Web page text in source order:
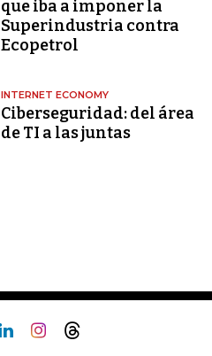
que iba a imponer la
Superindustria contra
Ecopetrol
INTERNET ECONOMY
Ciberseguridad: del área
de TI a las juntas